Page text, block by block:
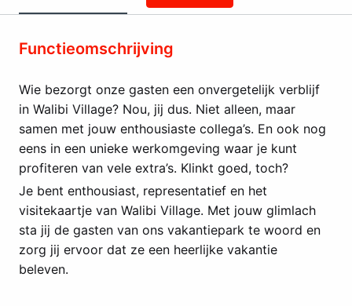
Functieomschrijving
Wie bezorgt onze gasten een onvergetelijk verblijf
in Walibi Village? Nou, jij dus. Niet alleen, maar
samen met jouw enthousiaste collega’s. En ook nog
eens in een unieke werkomgeving waar je kunt
profiteren van vele extra’s. Klinkt goed, toch?
Je bent enthousiast, representatief en het
visitekaartje van Walibi Village. Met jouw glimlach
sta jij de gasten van ons vakantiepark te woord en
zorg jij ervoor dat ze een heerlijke vakantie
beleven.